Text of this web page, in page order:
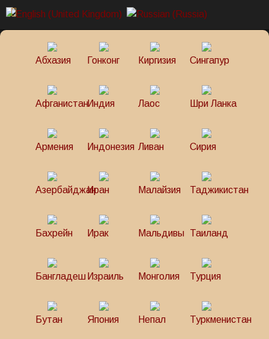
Абхазия Гонконг Киргизия Сингапур
АфганистанИндия Лаос Шри Ланка
Армения Индонезия Ливан Сирия
АзербайджанИран Малайзия Таджикистан
Бахрейн Ирак Мальдивы Таиланд
Бангладеш Израиль Монголия Турция
Бутан Япония Непал Туркменистан